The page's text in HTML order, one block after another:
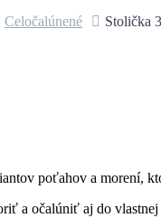
Celočalúnené Stolička
poťahov a morení,
a očalúniť aj do